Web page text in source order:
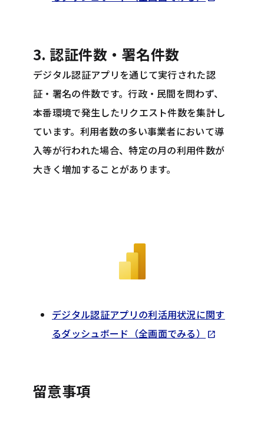
3. 認証件数・署名件数
デジタル認証アプリを通じて実行された認
証・署名の件数です。行政・民間を問わず、
本番環境で発生したリクエスト件数を集計し
ています。利用者数の多い事業者において導
入等が行われた場合、特定の月の利用件数が
大きく増加することがあります。
デジタル認証アプリの利活用状況に関す
るダッシュボード（全画面でみる）
open_in_new
留意事項